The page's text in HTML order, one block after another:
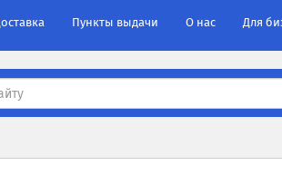
Пункты выдачи О нас Для